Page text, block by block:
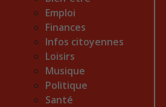
Emploi
Finances
Infos citoyennes
Loisirs
Musique
Politique
Santé